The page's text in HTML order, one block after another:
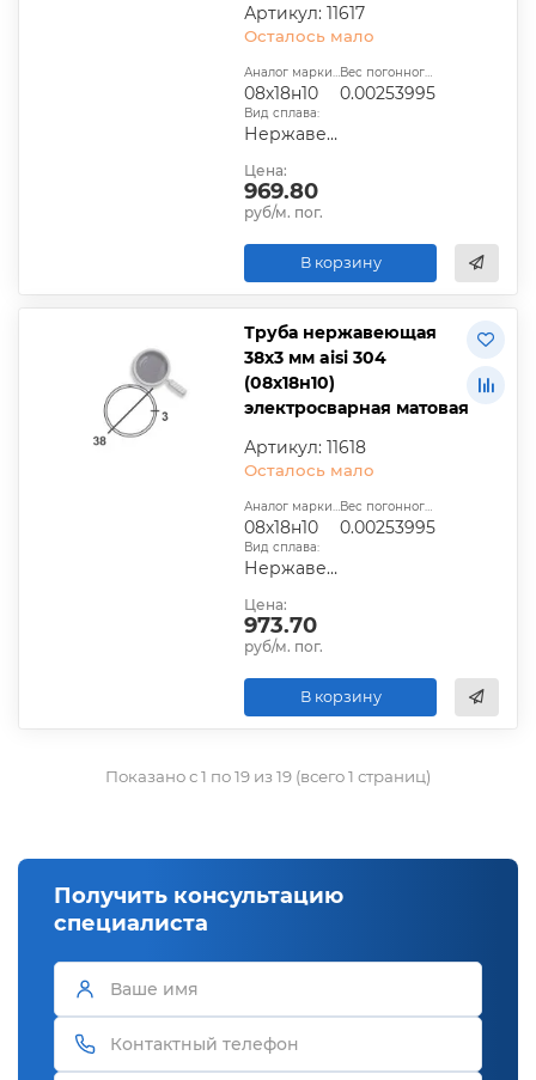
Артикул: 11617
Осталось мало
Аналог марки стали:
08х18н10
Вес погонного метра, т.:
0.00253995
Вид сплава:
Нержавеющая сталь
Цена:
969.80
руб/м. пог.
В корзину
Труба нержавеющая
38х3 мм aisi 304
(08х18н10)
электросварная матовая
Артикул: 11618
Осталось мало
Аналог марки стали:
08х18н10
Вес погонного метра, т.:
0.00253995
Вид сплава:
Нержавеющая сталь
Цена:
973.70
руб/м. пог.
В корзину
Показано с 1 по 19 из 19 (всего 1 страниц)
Получить консультацию
специалиста